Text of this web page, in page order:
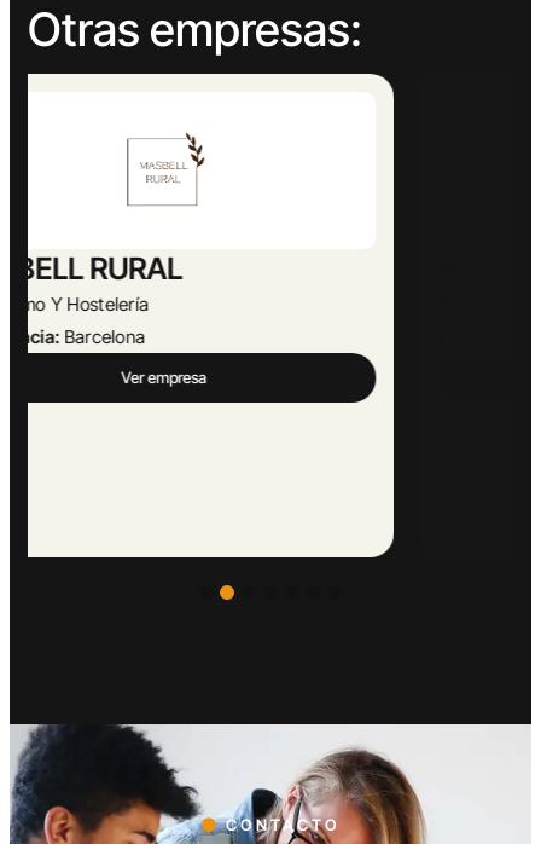
Otras empresas:
Abogado Ángel López
Actividades Jurídicas
Provincia:
CONTACTO